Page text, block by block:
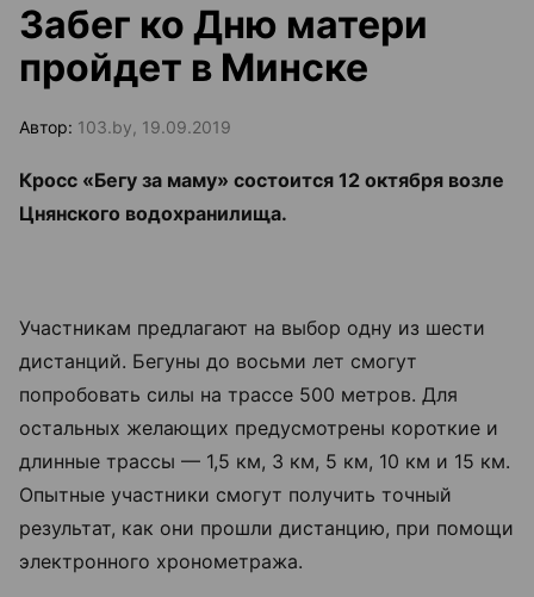
Забег ко Дню матери
пройдет в Минске
Автор: 103.by, 19.09.2019
Кросс «Бегу за маму» состоится 12 октября возле
Цнянского водохранилища.
Участникам предлагают на выбор одну из шести
дистанций. Бегуны до восьми лет смогут
попробовать силы на трассе 500 метров. Для
остальных желающих предусмотрены короткие и
длинные трассы — 1,5 км, 3 км, 5 км, 10 км и 15 км.
Опытные участники смогут получить точный
результат, как они прошли дистанцию, при помощи
электронного хронометража.